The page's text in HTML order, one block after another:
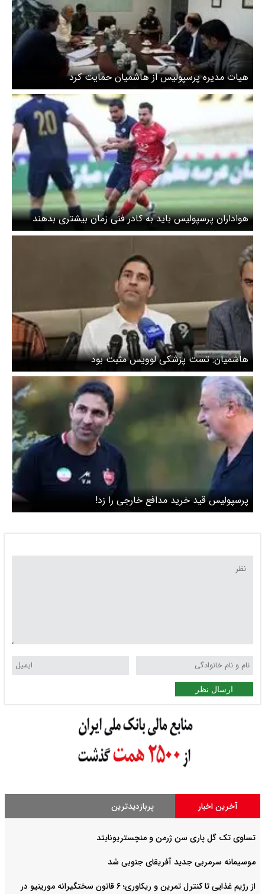
هیات مدیره پرسپولیس از هاشمیان حمایت کرد
هواداران پرسپولیس باید به کادر فنی زمان بیشتری بدهند
هاشمیان: تست پزشکی لوویس مثبت بود
پرسپولیس قید خرید مدافع خارجی را زد!
ارسال نظر
آخرین اخبار پربازدیدترین
تساوی تک گل پاری سن ژرمن و منچستریونایتد
موسیمانه سرمربی جدید آفریقای جنوبی شد
از رژیم غذایی تا کنترل تمرین و ریکاوری؛ ۶ قانون سختگیرانه مورینیو در